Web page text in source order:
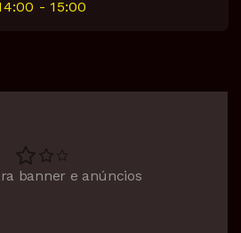
- 15:00
banner e anúncios